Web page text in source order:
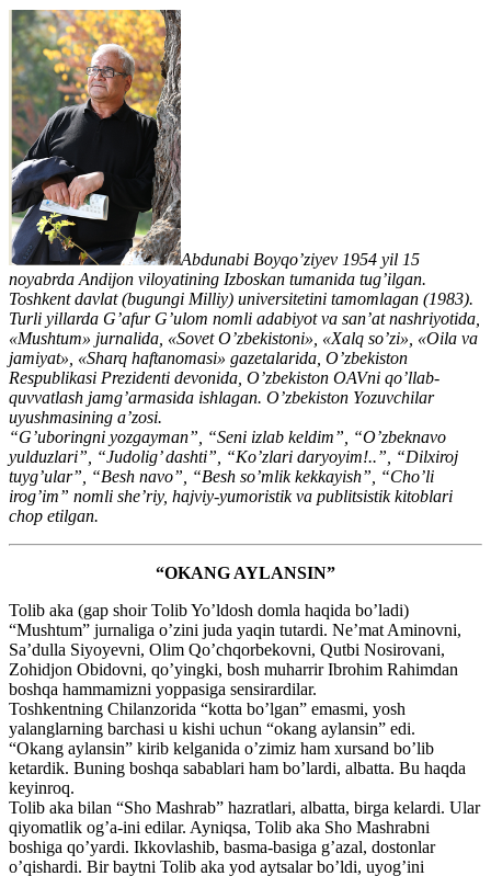
Abdunabi Boyqo’ziyev 1954 yil 15
noyabrda Andijon viloyatining Izboskan tumanida tug’ilgan.
Toshkent davlat (bugungi Milliy) universitetini tamomlagan (1983).
Turli yillarda G’afur G’ulom nomli adabiyot va san’at nashriyotida,
«Mushtum» jurnalida, «Sovet O’zbekistoni», «Xalq so’zi», «Oila va
jamiyat», «Sharq haftanomasi» gazetalarida, O’zbekiston
Respublikasi Prezidenti devonida, O’zbekiston OAVni qo’llab-
quvvatlash jamg’armasida ishlagan. O’zbekiston Yozuvchilar
uyushmasining a’zosi.
“G’uboringni yozgayman”, “Seni izlab keldim”, “O’zbeknavo
yulduzlari”, “Judolig’ dashti”, “Ko’zlari daryoyim!..”, “Dilxiroj
tuyg’ular”, “Besh navo”, “Besh so’mlik kekkayish”, “Cho’li
irog’im” nomli she’riy, hajviy-yumoristik va publitsistik kitoblari
chop etilgan.
“OKANG AYLANSIN”
Tolib aka (gap shoir Tolib Yo’ldosh domla haqida bo’ladi)
“Mushtum” jurnaliga o’zini juda yaqin tutardi. Ne’mat Aminovni,
Sa’dulla Siyoyevni, Olim Qo’chqorbekovni, Qutbi Nosirovani,
Zohidjon Obidovni, qo’yingki, bosh muharrir Ibrohim Rahimdan
boshqa hammamizni yoppasiga sensirardilar.
Toshkentning Chilanzorida “kotta bo’lgan” emasmi, yosh
yalanglarning barchasi u kishi uchun “okang aylansin” edi.
“Okang aylansin” kirib kelganida o’zimiz ham xursand bo’lib
ketardik. Buning boshqa sabablari ham bo’lardi, albatta. Bu haqda
keyinroq.
Tolib aka bilan “Sho Mashrab” hazratlari, albatta, birga kelardi. Ular
qiyomatlik og’a-ini edilar. Ayniqsa, Tolib aka Sho Mashrabni
boshiga qo’yardi. Ikkovlashib, basma-basiga g’azal, dostonlar
o’qishardi. Bir baytni Tolib aka yod aytsalar bo’ldi, uyog’ini